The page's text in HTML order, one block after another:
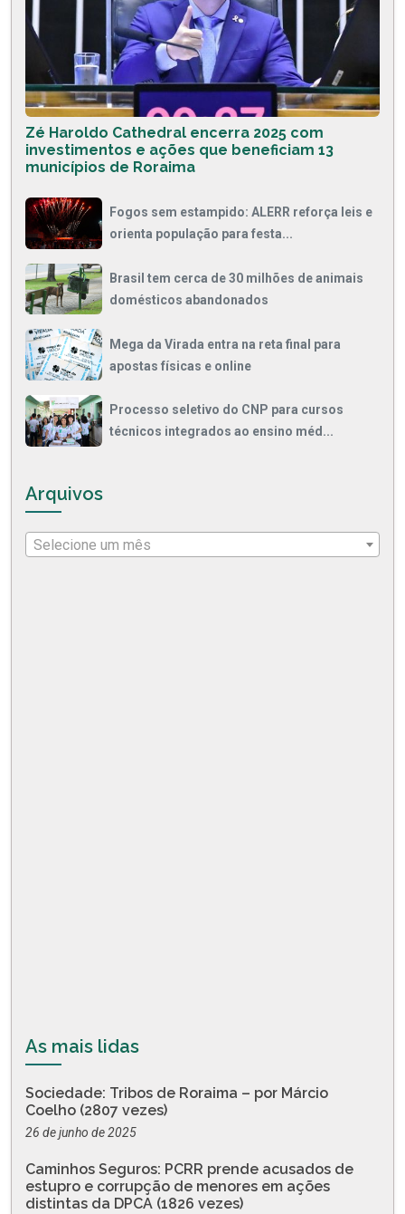
Zé Haroldo Cathedral encerra 2025 com
investimentos e ações que beneficiam 13
municípios de Roraima
Fogos sem estampido: ALERR reforça leis e
orienta população para festa...
Brasil tem cerca de 30 milhões de animais
domésticos abandonados
Mega da Virada entra na reta final para
apostas físicas e online
Processo seletivo do CNP para cursos
técnicos integrados ao ensino méd...
Arquivos
Selecione um mês
As mais lidas
Sociedade: Tribos de Roraima – por Márcio
Coelho (2807 vezes)
26 de junho de 2025
Caminhos Seguros: PCRR prende acusados de
estupro e corrupção de menores em ações
distintas da DPCA (1826 vezes)